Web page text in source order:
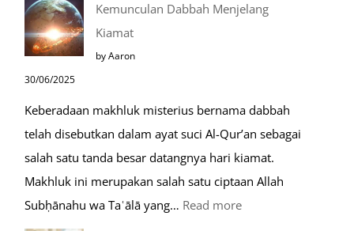
Saat
Mustajab
Kemunculan Dabbah Menjelang
Kiamat
by Aaron
30/06/2025
Keberadaan makhluk misterius bernama dabbah
telah disebutkan dalam ayat suci Al-Qur’an sebagai
salah satu tanda besar datangnya hari kiamat.
Makhluk ini merupakan salah satu ciptaan Allah
Subḥānahu wa Taʿālā yang… Read more: